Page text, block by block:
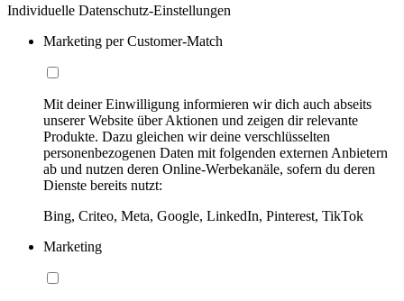
Individuelle Datenschutz-Einstellungen
Marketing per Customer-Match
Mit deiner Einwilligung informieren wir dich auch abseits
unserer Website über Aktionen und zeigen dir relevante
Produkte. Dazu gleichen wir deine verschlüsselten
personenbezogenen Daten mit folgenden externen Anbietern
ab und nutzen deren Online-Werbekanäle, sofern du deren
Dienste bereits nutzt:
Bing, Criteo, Meta, Google, LinkedIn, Pinterest, TikTok
Marketing